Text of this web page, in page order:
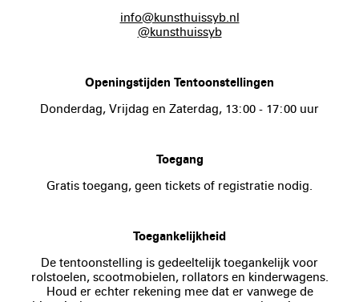
info@kunsthuissyb.nl
@kunsthuissyb
Openingstijden Tentoonstellingen
Donderdag, Vrijdag en Zaterdag, 13:00 - 17:00 uur
Toegang
Gratis toegang, geen tickets of registratie nodig.
Toegankelijkheid
De tentoonstelling is gedeeltelijk toegankelijk voor
rolstoelen, scootmobielen, rollators en kinderwagens.
Houd er echter rekening mee dat er vanwege de